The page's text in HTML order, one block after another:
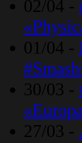
02/04 -
01/04 -
30/03 -
27/03 -